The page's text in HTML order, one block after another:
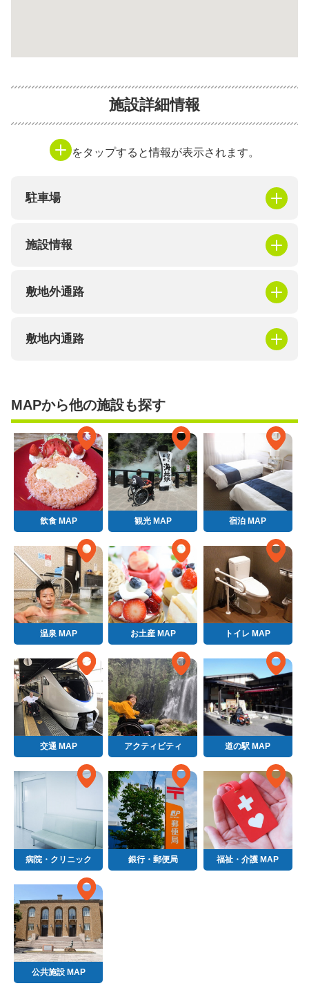
施設詳細情報
をタップすると情報が表示されます。
駐車場
施設情報
敷地外通路
敷地内通路
MAPから他の施設も探す
飲食 MAP 観光 MAP 宿泊 MAP
温泉 MAP お土産 MAP トイレ MAP
交通 MAP アクティビティ 道の駅 MAP
病院・クリニック 銀行・郵便局 福祉・介護 MAP
公共施設 MAP